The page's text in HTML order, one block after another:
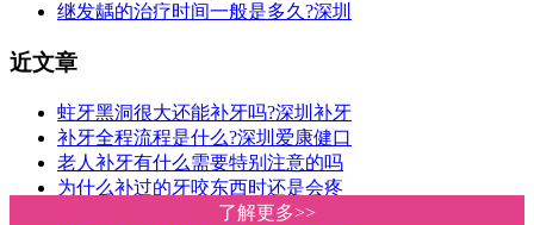
了解更多>>
了解更多>>
继发龋的治疗时间一般是多久?深圳
近文章
蛀牙黑洞很大还能补牙吗?深圳补牙
补牙全程流程是什么?深圳爱康健口
老人补牙有什么需要特别注意的吗
为什么补过的牙咬东西时还是会疼
蛀牙治疗方法有哪些?深圳爱康健口